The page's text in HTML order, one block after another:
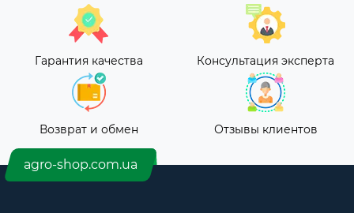
Гарантия качества Консультация эксперта
Возврат и обмен Отзывы клиентов
agro-shop.com.ua